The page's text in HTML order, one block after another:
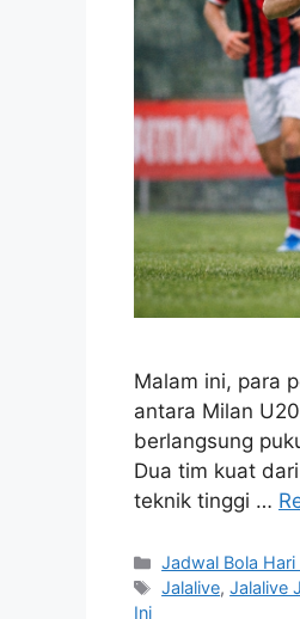
Malam ini, para
antara Milan
berlangsung
Dua tim kuat
teknik tinggi …
Categories
Jadwal Bola Hari
Tags
Jalalive,Jalalive
Ini